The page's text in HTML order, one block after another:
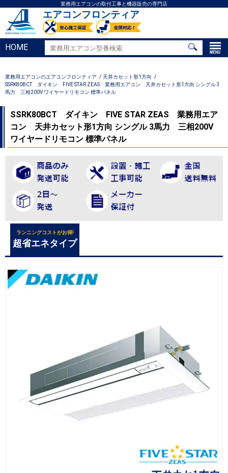
業務用エアコンの取付工事と機器販売の専門店
エアコンフロンティア
HOME
業務用エアコンのエアコンフロンティア
天井カセット形1方向
SSRK80BCT ダイキン FIVE STAR ZEAS 業務用エアコン 天井カセット形1方向 シングル 3
馬力 三相200V ワイヤードリモコン 標準パネル
SSRK80BCT ダイキン FIVE STAR ZEAS 業務用エア
コン 天井カセット形1方向 シングル 3馬力 三相200V
ワイヤードリモコン 標準パネル
ランニングコストがお得!
超省エネタイプ